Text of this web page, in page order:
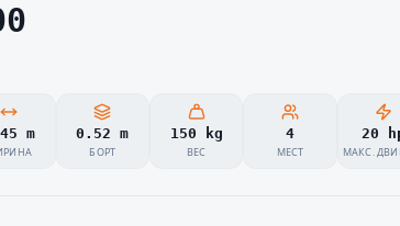
m 0.52 m
БОРТ
150 kg
ВЕС
4
МЕСТ
20